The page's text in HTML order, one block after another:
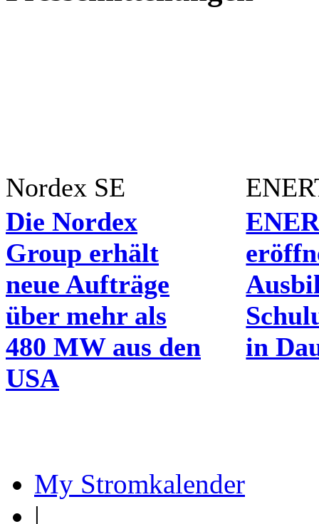
Nordex SE
Die Nordex
Group erhält
neue Aufträge
über mehr als
480 MW aus den
USA
in
My Stromkalender
|